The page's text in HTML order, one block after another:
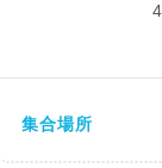
集合場所